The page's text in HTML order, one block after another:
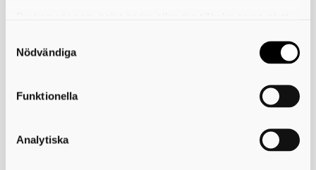
användning av kakor som du hittar längst ner på sidan
Nödvändiga
Funktionella
Analytiska
0007:2220002865